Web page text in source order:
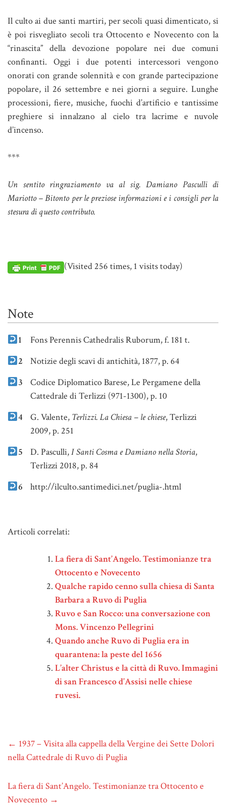
Il culto ai due santi martiri, per secoli quasi dimenticato, si
è poi risvegliato secoli tra Ottocento e Novecento con la
“rinascita” della devozione popolare nei due comuni
confinanti. Oggi i due potenti intercessori vengono
onorati con grande solennità e con grande partecipazione
popolare, il 26 settembre e nei giorni a seguire. Lunghe
processioni, fiere, musiche, fuochi d’artificio e tantissime
preghiere si innalzano al cielo tra lacrime e nuvole
d’incenso.
***
Un sentito ringraziamento va al sig. Damiano Pasculli di
Mariotto – Bitonto per le preziose informazioni e i consigli per la
stesura di questo contributo.
(Visited 256 times, 1 visits today)
Note
1
Fons Perennis Cathedralis Ruborum, f. 181 t.
2
Notizie degli scavi di antichità, 1877, p. 64
3
Codice Diplomatico Barese, Le Pergamene della
Cattedrale di Terlizzi (971-1300), p. 10
4
G. Valente, Terlizzi. La Chiesa – le chiese, Terlizzi
2009, p. 251
5
D. Pasculli,I Santi Cosma e Damiano nella Storia,
Terlizzi 2018, p. 84
6
http://ilculto.santimedici.net/puglia-.html
Articoli correlati:
La fiera di Sant’Angelo. Testimonianze tra
Ottocento e Novecento
Qualche rapido cenno sulla chiesa di Santa
Barbara a Ruvo di Puglia
Ruvo e San Rocco: una conversazione con
Mons. Vincenzo Pellegrini
Quando anche Ruvo di Puglia era in
quarantena: la peste del 1656
L’alter Christus e la città di Ruvo. Immagini
di san Francesco d’Assisi nelle chiese
ruvesi.
← 1937 – Visita alla cappella della Vergine dei Sette Dolori
nella Cattedrale di Ruvo di Puglia
La fiera di Sant’Angelo. Testimonianze tra Ottocento e
Novecento →